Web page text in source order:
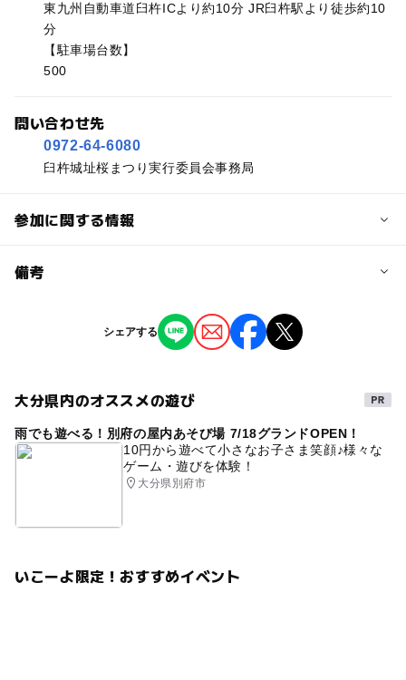
東九州自動車道臼杵ICより約10分 JR臼杵駅より徒歩約10
分
【駐車場台数】
500
問い合わせ先
0972-64-6080
臼杵城址桜まつり実行委員会事務局
参加に関する情報
予約/応募
備考
※掲載の情報は天候や主催者側の都合などにより変更にな
ることがあります。
シェアする
大分県内のオススメの遊び
雨でも遊べる！別府の屋内あそび場 7/18グランドOPEN！
10円から遊べて小さなお子さま笑顔♪様々な
ゲーム・遊びを体験！
大分県別府市
いこーよ限定！おすすめイベント